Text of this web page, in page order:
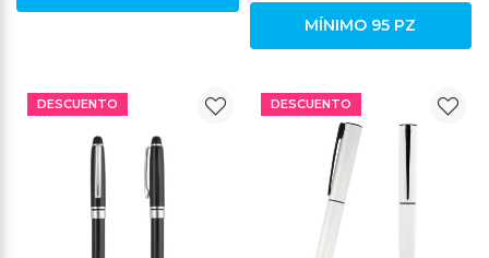
MÍNIMO 95 PZ
DESCUENTO DESCUENTO